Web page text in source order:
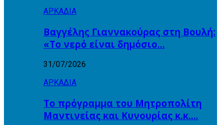
ΑΡΚΑΔΙΑ
Βαγγέλης Γιαννακούρας στη Βουλή:
«Το νερό είναι δημόσιο…
31/07/2026
ΑΡΚΑΔΙΑ
Το πρόγραμμα του Μητροπολίτη
Μαντινείας και Κυνουρίας κ.κ….